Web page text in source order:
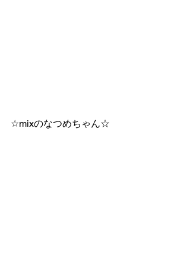
☆mixのなつめちゃん☆